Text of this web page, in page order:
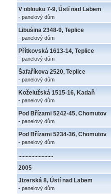
V oblouku 7-9, Ústí nad Labem
- panelový dům
Libušina 2348-9, Teplice
- panelový dům
Přítkovská 1613-14, Teplice
- panelový dům
Šafaříkova 2520, Teplice
- panelový dům
Koželužská 1515-16, Kadaň
- panelový dům
Pod Břízami 5242-45, Chomutov
- panelový dům
Pod Břízami 5234-36, Chomutov
- panelový dům
........................
2005
Jizerská 8, Ústí nad Labem
- panelový dům